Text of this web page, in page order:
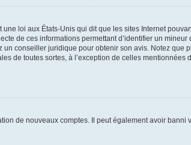
loi aux États-Unis qui dit que les sites Internet
de ces informations permettant d’identifier un
conseiller juridique pour obtenir son avis. Notez
de toutes sortes, à l’exception de celles
de nouveaux comptes. Il peut également avoir